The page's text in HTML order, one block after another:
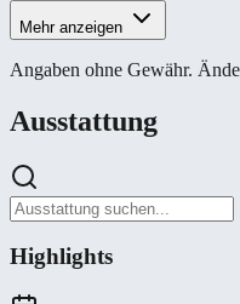
Mehr anzeigen
Angaben ohne Gewähr.
Ausstattung
Highlights